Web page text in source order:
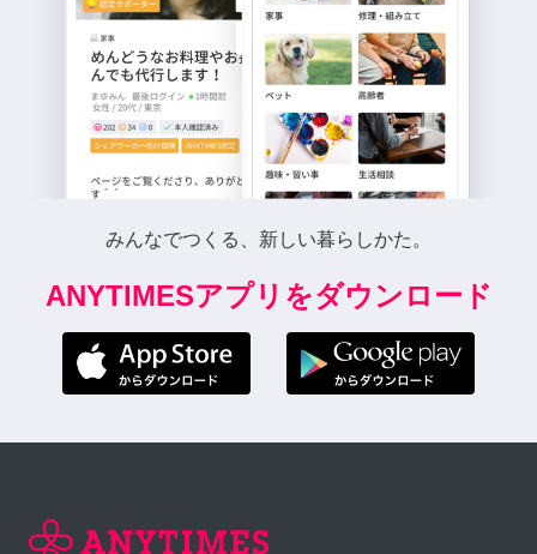
みんなでつくる、新しい暮らしかた。
ANYTIMESアプリをダウンロード